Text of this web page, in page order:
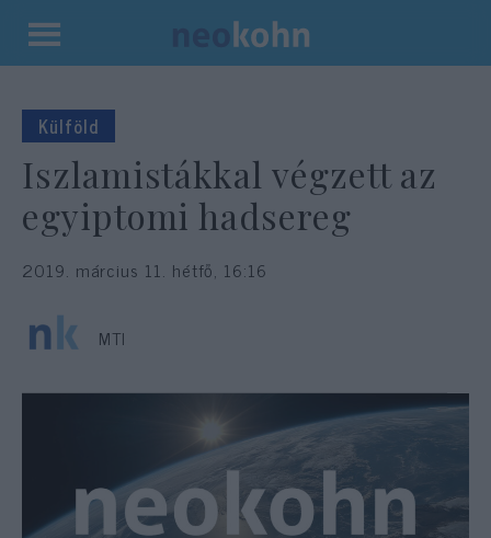
Kilépés
tartalomba
Külföld
Iszlamistákkal végzett az
egyiptomi hadsereg
2019. március 11. hétfő, 16:16
MTI